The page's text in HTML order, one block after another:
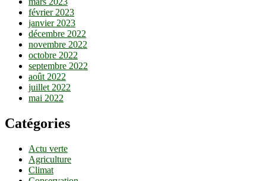
février 2023
janvier 2023
décembre 2022
novembre 2022
octobre 2022
septembre 2022
août 2022
juillet 2022
mai 2022
Catégories
Actu verte
Agriculture
Climat